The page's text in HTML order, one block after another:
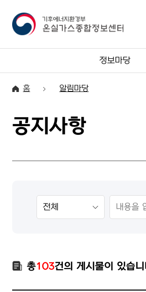
정보마당
홈 알림마당
공지사항
총103건의 게시물이 있습